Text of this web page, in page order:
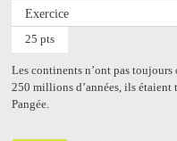
Exercice
25 pts
Les continents n’ont pas
250 millions d’années, ils étaient
Pangée.